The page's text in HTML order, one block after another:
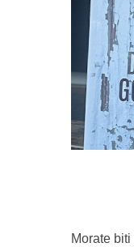
Morate biti